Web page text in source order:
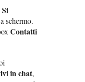
Si
schermo.
Contatti
in chat,